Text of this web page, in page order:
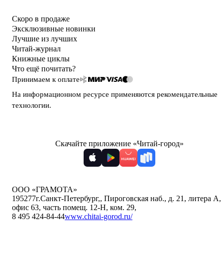
Скоро в продаже
Эксклюзивные новинки
Лучшие из лучших
Читай-журнал
Книжные циклы
Что ещё почитать?
Принимаем к оплате
На информационном ресурсе применяются рекомендательные
технологии.
Скачайте приложение «Читай-город»
ООО «ГРАМОТА»
195277г.Санкт-Петербург,, Пироговская наб., д. 21, литера А,
офис 63, часть помещ. 12-Н, ком. 29,
8 495 424-84-44www.chitai-gorod.ru/